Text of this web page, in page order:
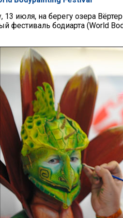
13 июля, на берегу озера
фестиваль бодиарта (World